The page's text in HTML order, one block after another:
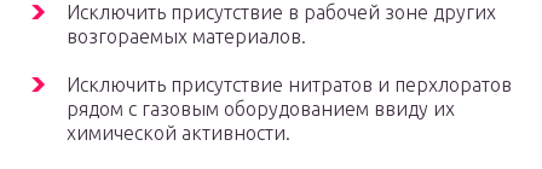
Исключить присутствие в рабочей зоне других
возгораемых материалов.
Исключить присутствие нитратов и перхлоратов
рядом с газовым оборудованием ввиду их
химической активности.